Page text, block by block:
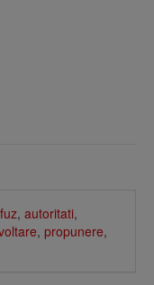
, autoritati,
, propunere,